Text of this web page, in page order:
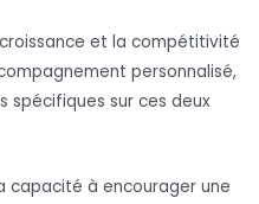
et la compétitivité
personnalisé,
spécifiques sur ces deux
capacité à encourager une